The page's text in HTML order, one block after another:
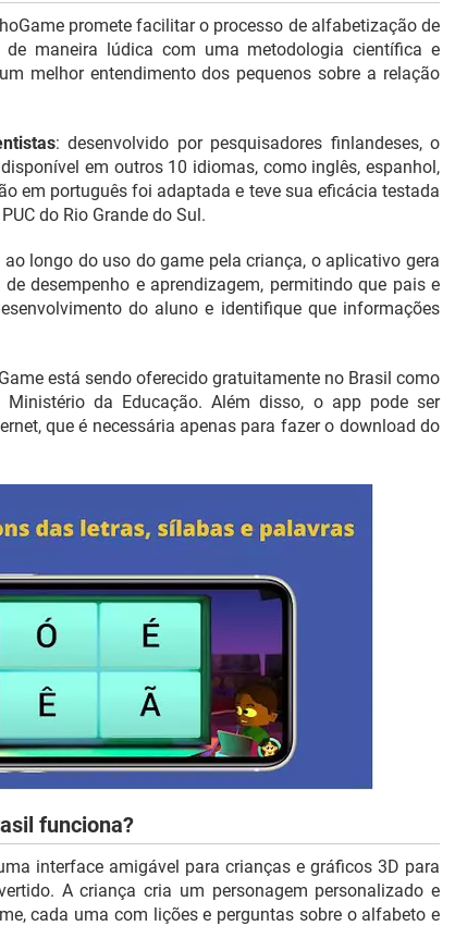
promete facilitar o processo de alfabetização de
de maneira lúdica com uma metodologia científica e
melhor entendimento dos pequenos sobre a relação
: desenvolvido por pesquisadores finlandeses, o
em outros 10 idiomas, como inglês, espanhol,
em português foi adaptada e teve sua eficácia testada
do Rio Grande do Sul.
ao longo do uso do game pela criança, o aplicativo gera
desempenho e aprendizagem, permitindo que pais e
do aluno e identifique que informações
está sendo oferecido gratuitamente no Brasil como
da Educação. Além disso, o app pode ser
que é necessária apenas para fazer o download do
funciona?
interface amigável para crianças e gráficos 3D para
A criança cria um personagem personalizado e
cada uma com lições e perguntas sobre o alfabeto e